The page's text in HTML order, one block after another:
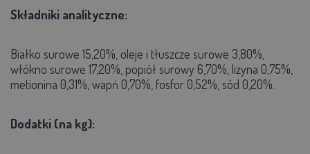
Składniki analityczne:
Białko surowe 15,20%, oleje i tłuszcze surowe 3,80%,
włókno surowe 17,20%, popiół surowy 6,70%, lizyna 0,75%,
metionina 0,31%, wapń 0,70%, fosfor 0,52%, sód 0,20%.
Dodatki (na kg):